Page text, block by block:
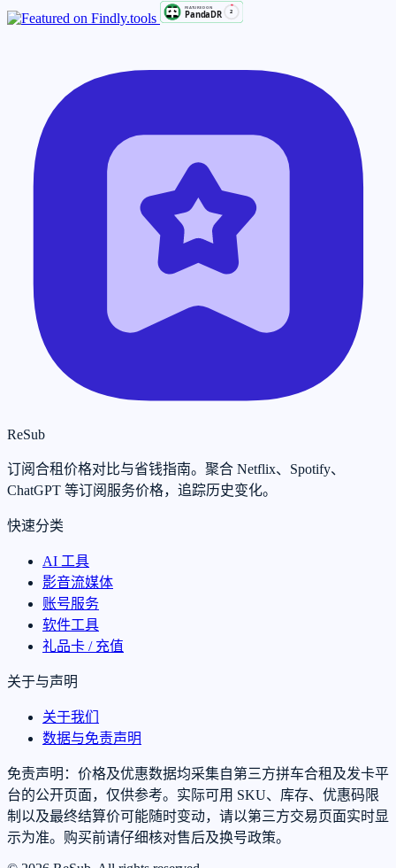
ReSub
订阅合租价格对比与省钱指南。聚合 Netflix、Spotify、
ChatGPT 等订阅服务价格，追踪历史变化。
快速分类
AI 工具
影音流媒体
账号服务
软件工具
礼品卡 / 充值
关于与声明
关于我们
数据与免责声明
免责声明：价格及优惠数据均采集自第三方拼车合租及发卡平
台的公开页面，仅供参考。实际可用 SKU、库存、优惠码限
制以及最终结算价可能随时变动，请以第三方交易页面实时显
示为准。购买前请仔细核对售后及换号政策。